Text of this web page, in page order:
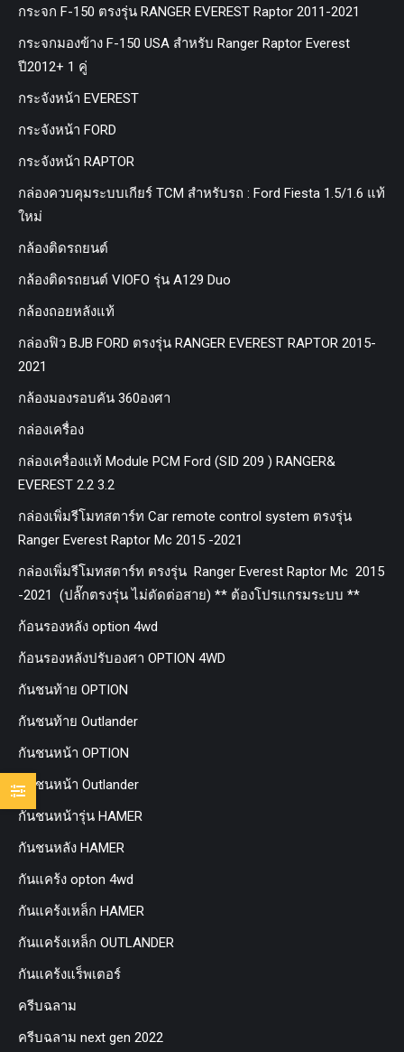
กระจก F-150 ตรงรุ่น RANGER EVEREST Raptor 2011-2021
กระจกมองข้าง F-150 USA สำหรับ Ranger Raptor Everest
ปี2012+ 1 คู่
กระจังหน้า EVEREST
กระจังหน้า FORD
กระจังหน้า RAPTOR
กล่องควบคุมระบบเกียร์ TCM สำหรับรถ : Ford Fiesta 1.5/1.6 แท้
ใหม่
กล้องติดรถยนต์
กล้องติดรถยนต์ VIOFO รุ่น A129 Duo
กล้องถอยหลังแท้
กล่องฟิว BJB FORD ตรงรุ่น RANGER EVEREST RAPTOR 2015-
2021
กล้องมองรอบคัน 360องศา
กล่องเครื่อง
กล่องเครื่องแท้ Module PCM Ford (SID 209 ) RANGER&
EVEREST 2.2 3.2
กล่องเพิ่มรีโมทสตาร์ท Car remote control system ตรงรุ่น
Ranger Everest Raptor Mc 2015 -2021
กล่องเพิ่มรีโมทสตาร์ท ตรงรุ่น Ranger Everest Raptor Mc 2015
-2021 (ปลั๊กตรงรุ่น ไม่ตัดต่อสาย) ** ต้องโปรแกรมระบบ **
ก้อนรองหลัง option 4wd
ก้อนรองหลังปรับองศา OPTION 4WD
กันชนท้าย OPTION
กันชนท้าย Outlander
กันชนหน้า OPTION
กันชนหน้า Outlander
กันชนหน้ารุ่น HAMER
กันชนหลัง HAMER
กันแคร้ง opton 4wd
กันแคร้งเหล็ก HAMER
กันแคร้งเหล็ก OUTLANDER
กันแคร้งแร็พเตอร์
ครีบฉลาม
ครีบฉลาม next gen 2022